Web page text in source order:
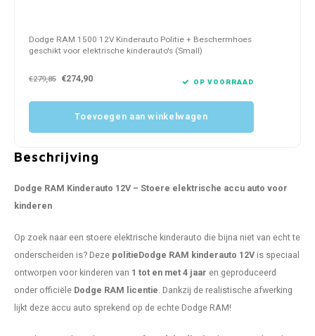
Dodge RAM 1500 12V Kinderauto Politie + Beschermhoes
geschikt voor elektrische kinderauto's (Small)
€279,85 €274,90 OP VOORRAAD
Toevoegen aan winkelwagen
Beschrijving
Dodge RAM Kinderauto 12V – Stoere elektrische accu auto voor
kinderen
Op zoek naar een stoere elektrische kinderauto die bijna niet van echt te
onderscheiden is? Deze politieDodge RAM kinderauto 12Vis speciaal
ontworpen voor kinderen van 1 tot en met 4 jaar en geproduceerd
onder officiële Dodge RAM licentie. Dankzij de realistische afwerking
lijkt deze accu auto sprekend op de echte Dodge RAM!